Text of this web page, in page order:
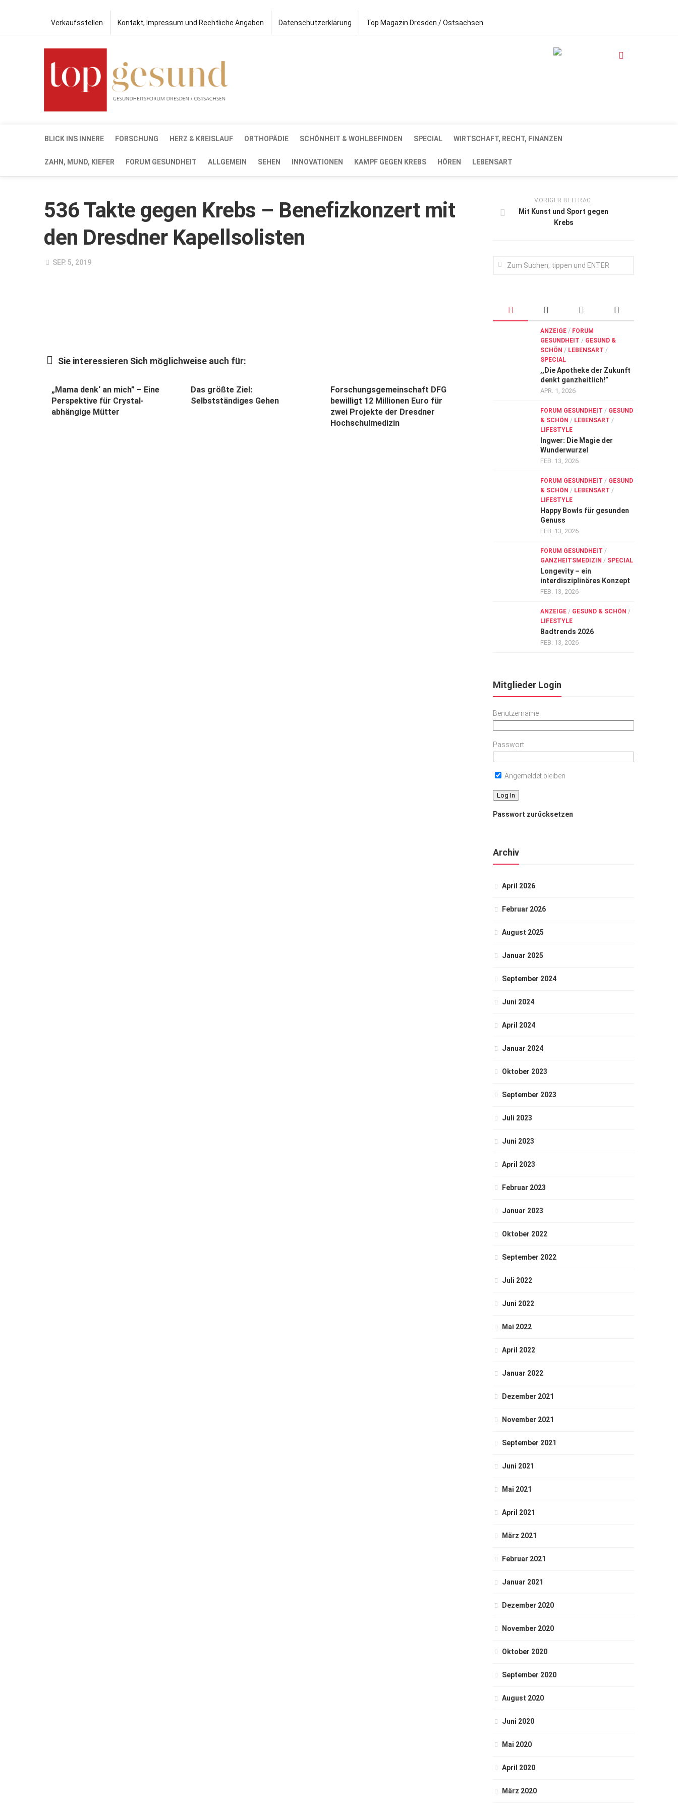
Verkaufsstellen Kontakt, Impressum und Rechtliche Angaben Datenschutzerklärung Top Magazin Dresden / Ostsachsen
BLICK INS INNERE FORSCHUNG HERZ & KREISLAUF ORTHOPÄDIE SCHÖNHEIT & WOHLBEFINDEN SPECIAL WIRTSCHAFT, RECHT, FINANZEN
ZAHN, MUND, KIEFER FORUM GESUNDHEIT ALLGEMEIN SEHEN INNOVATIONEN KAMPF GEGEN KREBS HÖREN LEBENSART
536 Takte gegen Krebs – Benefizkonzert mit
den Dresdner Kapellsolisten
SEP. 5, 2019
Sie interessieren Sich möglichweise auch für:
„Mama denk‘ an mich” – Eine
Perspektive für Crystal-
abhängige Mütter
Das größte Ziel:
Selbstständiges Gehen
Forschungsgemeinschaft DFG
bewilligt 12 Millionen Euro für
zwei Projekte der Dresdner
Hochschulmedizin
VORIGER BEITRAG:
Mit Kunst und Sport gegen
Krebs
ANZEIGE / FORUM
GESUNDHEIT / GESUND &
SCHÖN / LEBENSART /
SPECIAL
,,Die Apotheke der Zukunft
denkt ganzheitlich!”
APR. 1, 2026
FORUM GESUNDHEIT / GESUND
& SCHÖN / LEBENSART /
LIFESTYLE
Ingwer: Die Magie der
Wunderwurzel
FEB. 13, 2026
FORUM GESUNDHEIT / GESUND
& SCHÖN / LEBENSART /
LIFESTYLE
Happy Bowls für gesunden
Genuss
FEB. 13, 2026
FORUM GESUNDHEIT /
GANZHEITSMEDIZIN / SPECIAL
Longevity – ein
interdisziplinäres Konzept
FEB. 13, 2026
ANZEIGE / GESUND & SCHÖN /
LIFESTYLE
Badtrends 2026
FEB. 13, 2026
Mitglieder Login
Benutzername
Passwort
Angemeldet bleiben
Passwort zurücksetzen
Archiv
April 2026
Februar 2026
August 2025
Januar 2025
September 2024
Juni 2024
April 2024
Januar 2024
Oktober 2023
September 2023
Juli 2023
Juni 2023
April 2023
Februar 2023
Januar 2023
Oktober 2022
September 2022
Juli 2022
Juni 2022
Mai 2022
April 2022
Januar 2022
Dezember 2021
November 2021
September 2021
Juni 2021
Mai 2021
April 2021
März 2021
Februar 2021
Januar 2021
Dezember 2020
November 2020
Oktober 2020
September 2020
August 2020
Juni 2020
Mai 2020
April 2020
März 2020